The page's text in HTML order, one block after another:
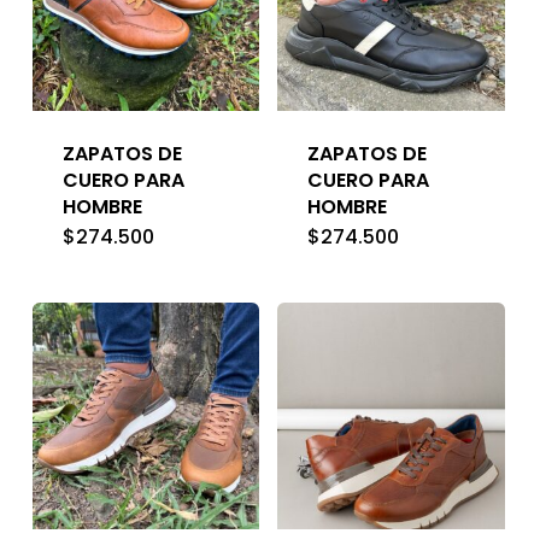
ZAPATOS DE
CUERO PARA
HOMBRE
$274.500
ZAPATOS DE
CUERO PARA
HOMBRE
$274.500